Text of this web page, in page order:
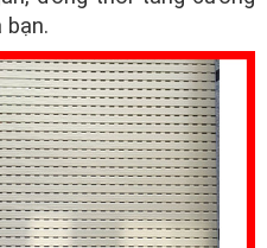
bạn.